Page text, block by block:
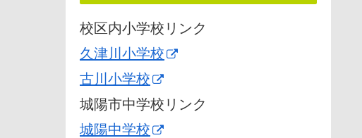
校区内小学校リンク
久津川小学校
古川小学校
城陽市中学校リンク
城陽中学校